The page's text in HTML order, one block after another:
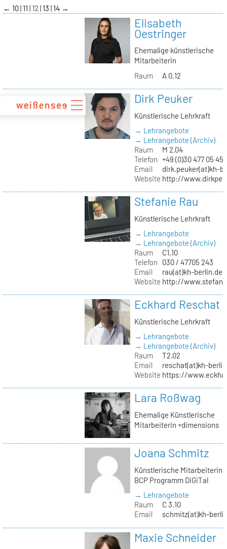
zum
Inhalt
← 10 11 12 13 14 →
Elisabeth
Oestringer
Ehemalige künstlerische
Mitarbeiterin
Raum
A 0.12
Dirk Peuker
Künstlerische Lehrkraft
→ Lehrangebote
→ Lehrangebote (Archiv)
Raum
M 2.04
Telefon +49 (0)30 477 05
Email
dirk.peuker(at)kh-
Website http://
Stefanie Rau
Künstlerische Lehrkraft
→ Lehrangebote
→ Lehrangebote (Archiv)
Raum
C1.10
Telefon
030 / 47705 243
Email
rau(at)kh-berlin.de
Website http://
Eckhard Reschat
Künstlerische Lehrkraft
→ Lehrangebote
→ Lehrangebote (Archiv)
Raum
T2.02
Email
reschat(at)kh-
Website https://
Lara Roßwag
Ehemalige Künstlerische
Mitarbeiterin +dimensions
Joana Schmitz
Künstlerische Mitarbeiterin
BCP Programm DiGiTal
→ Lehrangebote
Raum
C 3.10
Email
schmitz(at)kh-
Maxie Schneider